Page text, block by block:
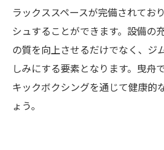
ラックススペースが完備されてお
シュすることができます。設備の
の質を向上させるだけでなく、ジ
しみにする要素となります。曳舟
キックボクシングを通じて健康的
ょう。